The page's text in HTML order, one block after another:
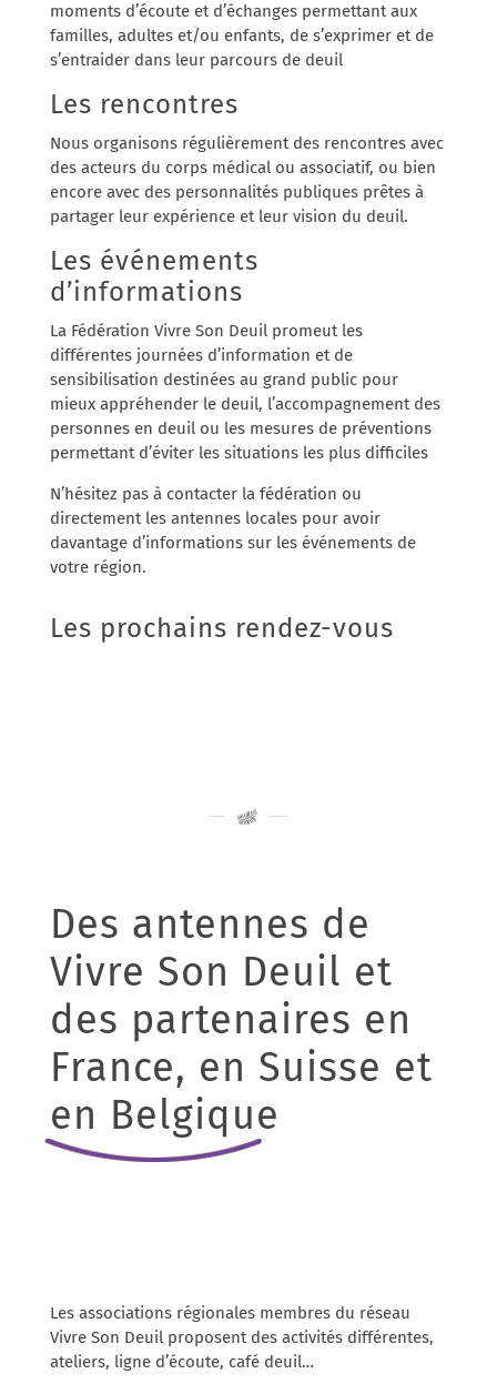
moments d’écoute et d’échanges permettant aux
familles, adultes et/ou enfants, de s’exprimer et de
s’entraider dans leur parcours de deuil
Les rencontres
Nous organisons régulièrement des rencontres avec
des acteurs du corps médical ou associatif, ou bien
encore avec des personnalités publiques prêtes à
partager leur expérience et leur vision du deuil.
Les événements
d’informations
La Fédération Vivre Son Deuil promeut les
différentes journées d’information et de
sensibilisation destinées au grand public pour
mieux appréhender le deuil, l’accompagnement des
personnes en deuil ou les mesures de préventions
permettant d’éviter les situations les plus difficiles
N’hésitez pas à contacter la fédération ou
directement les antennes locales pour avoir
davantage d’informations sur les événements de
votre région.
Les prochains rendez-vous
Des antennes de
Vivre Son Deuil et
des partenaires en
France, en Suisse et
en Belgique
Les associations régionales membres du réseau
Vivre Son Deuil proposent des activités différentes,
ateliers, ligne d’écoute, café deuil…